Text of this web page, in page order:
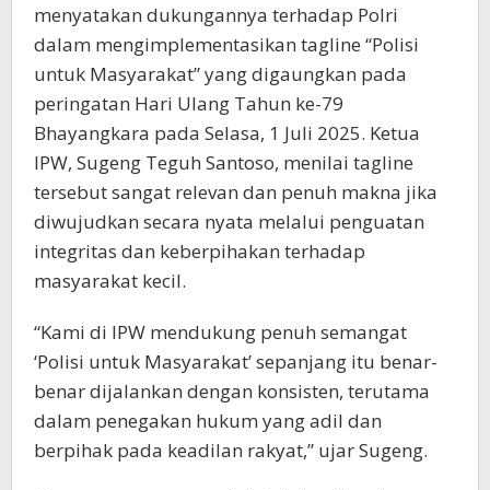
menyatakan dukungannya terhadap Polri
dalam mengimplementasikan tagline “Polisi
untuk Masyarakat” yang digaungkan pada
peringatan Hari Ulang Tahun ke-79
Bhayangkara pada Selasa, 1 Juli 2025. Ketua
IPW, Sugeng Teguh Santoso, menilai tagline
tersebut sangat relevan dan penuh makna jika
diwujudkan secara nyata melalui penguatan
integritas dan keberpihakan terhadap
masyarakat kecil.
“Kami di IPW mendukung penuh semangat
‘Polisi untuk Masyarakat’ sepanjang itu benar-
benar dijalankan dengan konsisten, terutama
dalam penegakan hukum yang adil dan
berpihak pada keadilan rakyat,” ujar Sugeng.